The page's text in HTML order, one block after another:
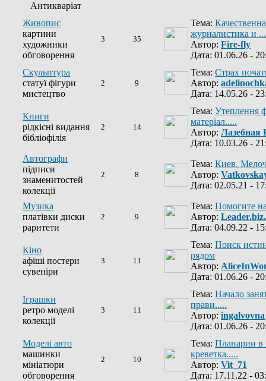
Антикваріат
Живопис
картини
художники
обговорення
3 35
Тема:
журналистика и
Автор:Fire-fly
Дата: 01.06.26 -
Скульптура
статуї фігури
мистецтво
2 9
Тема:Страх
Автор:
Дата: 14.05.26 -
Книги
рідкісні видання
бібліофілія
2 14
Тема:Утеплення
матеріал.....
Автор:Лазебная
Дата: 10.03.26 -
Автографи
підписи
знаменитостей
колекції
2 8
Тема:Киев.
Автор:
Дата: 02.05.21 -
Музика
платівки диски
раритети
2 9
Тема:Помогите
Автор:
Дата: 04.09.22 -
Кіно
афіші постери
сувеніри
3 11
Тема:Поиск
рядом
Автор:
Дата: 01.06.26 -
Іграшки
ретро моделі
колекції
3 11
Тема:Начало
прави.....
Автор:ingalvovna
Дата: 01.06.26 -
Моделі авто
машинки
мініатюри
обговорення
2 10
Тема:Планарии в
креветка.....
Автор:Vit_71
Дата: 17.11.22 -